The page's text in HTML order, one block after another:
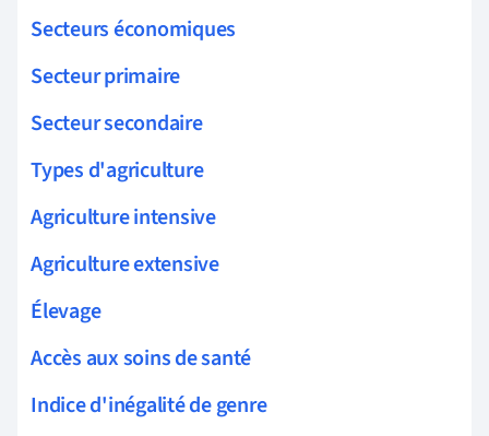
Secteurs économiques
Secteur primaire
Secteur secondaire
Types d'agriculture
Agriculture intensive
Agriculture extensive
Élevage
Accès aux soins de santé
Indice d'inégalité de genre